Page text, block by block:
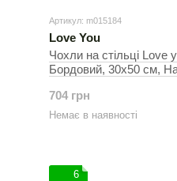
Артикул: m015184
Love You
Чохли на стільці Love
Бордовий, 30х50 см, На
704 грн
Немає в наявності
6